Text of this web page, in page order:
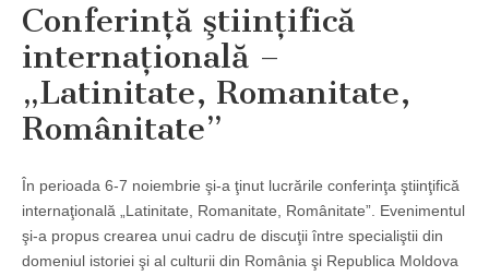
Conferinţă ştiinţifică
internaţională –
„Latinitate, Romanitate,
Românitate”
În perioada 6-7 noiembrie şi-a ţinut lucrările conferinţa ştiinţifică
internaţională „Latinitate, Romanitate, Românitate”. Evenimentul
şi-a propus crearea unui cadru de discuţii între specialiştii din
domeniul istoriei şi al culturii din România şi Republica Moldova